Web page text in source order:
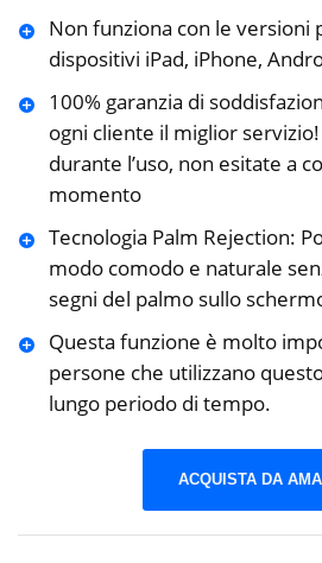
Non funziona con le versioni
dispositivi iPad, iPhone,
100% garanzia di
ogni cliente il miglior
durante l’uso, non esitate a
momento
Tecnologia Palm Rejection:
modo comodo e naturale
segni del palmo sullo
Questa funzione è molto
persone che utilizzano
lungo periodo di tempo.
ACQUISTA DA